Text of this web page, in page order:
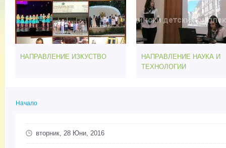
НАПРАВЛЕНИЕ ИЗКУСТВО
НАПРАВЛЕНИЕ НАУКА И
ТЕХНОЛОГИИ
Начало
вторник, 28 Юни, 2016